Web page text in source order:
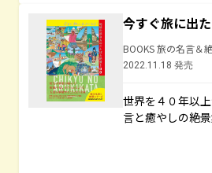
今すぐ旅に出
BOOKS 旅の名言＆
2022.11.18 発売
世界を４０年以
言と癒やしの絶